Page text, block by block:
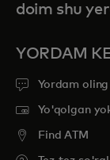
doim shu
YORDAM
Yordam oling
Yo'qolgan
Find ATM